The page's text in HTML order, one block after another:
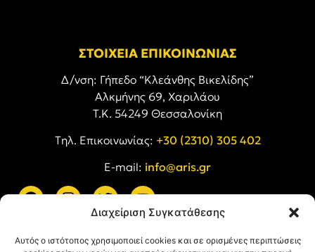
Διαχείριση Συγκατάθεσης
Αυτός ο ιστότοπος χρησιμοποιεί cookies και σε ορισμένες περιπτώσεις
ΣΤΟΙΧΕΙΑ ΕΠΙΚΟΙΝΩΝΙΑΣ
Δ/νση: Γήπεδο “Κλεάνθης Βικελίδης”
Αλκμήνης 69, Χαριλάου
Τ.Κ. 54249 Θεσσαλονίκη
Tηλ. Επικοινωνίας: +30 (2310) 305 402
E-mail: info@aris.gr